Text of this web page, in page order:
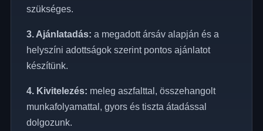
szükséges.
3. Ajánlatadás: a megadott ársáv alapján és a
helyszíni adottságok szerint pontos ajánlatot
készítünk.
4. Kivitelezés: meleg aszfalttal, összehangolt
munkafolyamattal, gyors és tiszta átadással
dolgozunk.